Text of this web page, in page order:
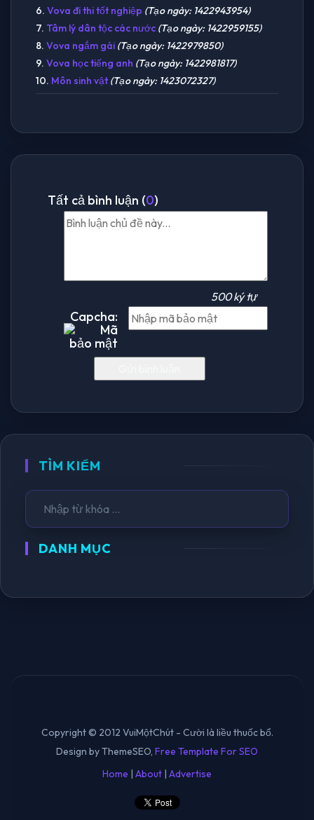
6. Vova đi thi tốt nghiệp (Tạo ngày: 1422943954)
7. Tâm lý dân tộc các nước (Tạo ngày: 1422959155)
8. Vova ngắm gái (Tạo ngày: 1422979850)
9. Vova học tiếng anh (Tạo ngày: 1422981817)
10. Môn sinh vật (Tạo ngày: 1423072327)
Tất cả bình luận (0)
500 ký tự
Capcha:
TÌM KIẾM
DANH MỤC
Copyright © 2012 VuiMộtChút - Cười là liều thuốc bổ.
Design by ThemeSEO, Free Template For SEO
Home | About | Advertise